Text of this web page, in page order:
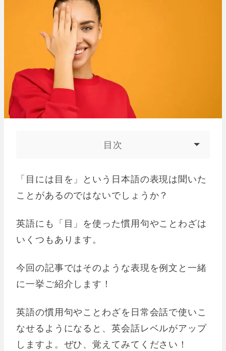
目次
「目には目を」という日本語の表現は聞いた
ことがあるのではないでしょうか？
英語にも「目」を使った慣用句やことわざは
いくつもあります。
今回の記事ではそのような表現を例文と一緒
に一挙ご紹介します！
英語の慣用句やことわざを日常会話で使いこ
なせるようになると、英会話レベルがアップ
しますよ。ぜひ、覚えてみてください！